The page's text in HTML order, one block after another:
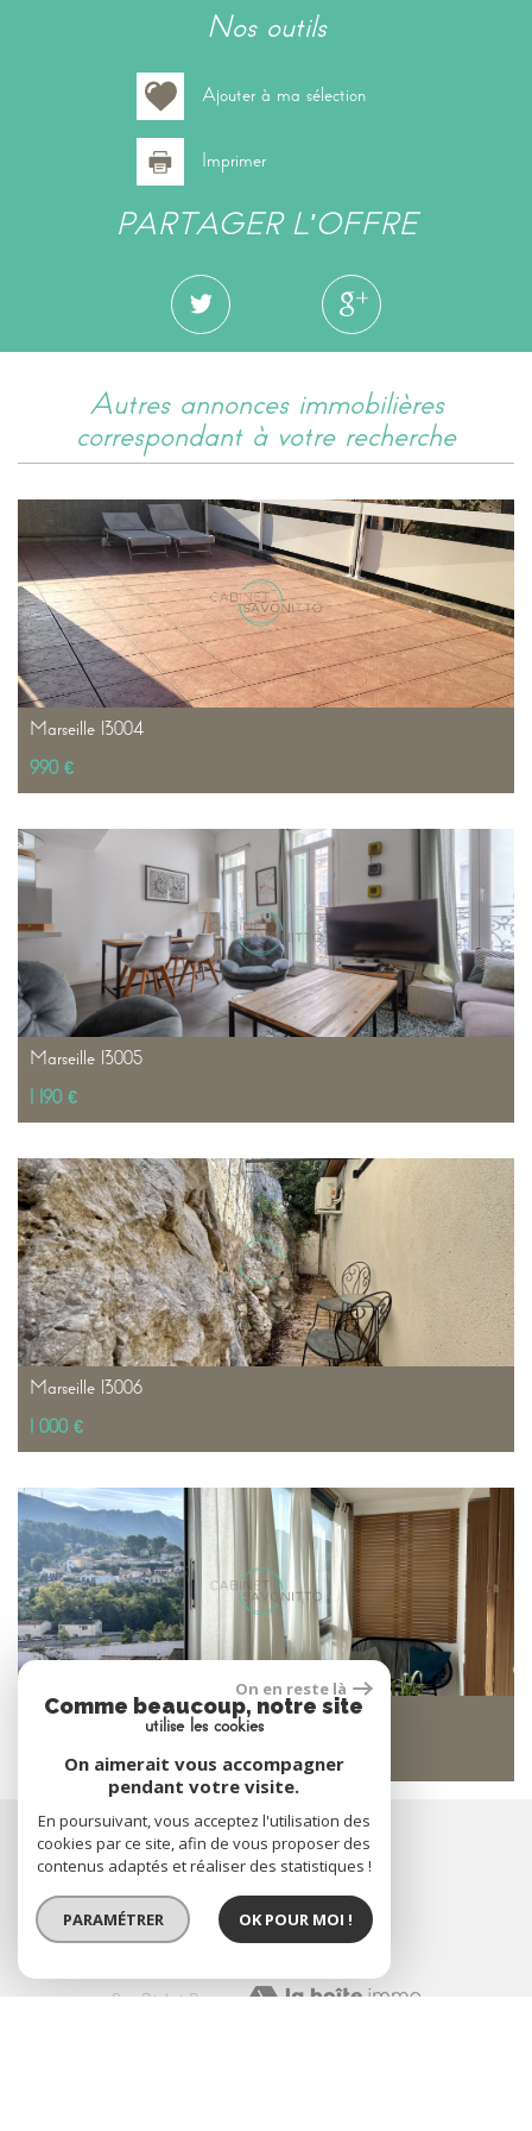
nos outils
Ajouter à ma sélection
Imprimer
PARTAGER L'OFFRE
autres annonces immobilières
correspondant à votre recherche
Marseille 13004
990 €
Marseille 13005
1 190 €
Marseille 13006
1 000 €
Marseille 13010
1 200 €
ADHÉRENTS
Site Réalisé Par:
On en reste là
Comme beaucoup, notre site
utilise les cookies
On aimerait vous accompagner
pendant votre visite.
En poursuivant, vous acceptez l'utilisation des
cookies par ce site, afin de vous proposer des
contenus adaptés et réaliser des statistiques !
PARAMÉTRER OK POUR MOI !